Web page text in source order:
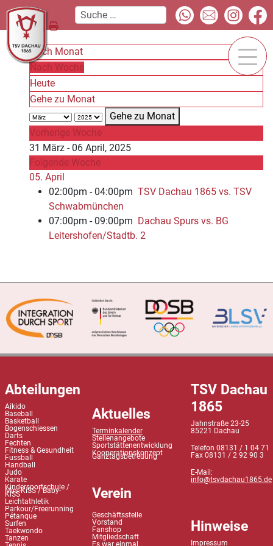
Nach Monat
Nach Woche
Heute
Gehe zu Monat
Gehe zu Monat
Vorherige Woche
31 März - 06 April, 2025
Folgende Woche
05. April
02:00pm - 04:00pm TSV Dachau 1865 vs. TSV
Schwabmünchen
07:00pm - 09:00pm Dachau Spurs vs. BG
Leitershofen/Stadtb. 2
Abteilungen
Aikido
Baseball
Basketball
Bogenschiessen
Darts
Fechten
Fitness & Gesundheit
Fussball
Handball
Judo
Karate
Kindersportschule /
Mini-KiSS / Baby-
KiSS
Leichtathletik
Parkour/Freerunning
Pétanque
Surfen
Taekwondo
Tanzen
Aktuelles
Terminkalender
Stellenangebote
Sportstättenentwicklung
Kooperationskonzept
Ganztagsbetreuung
Verein
Geschäftsstelle
Vorstand
Fanshop
Mitgliedschaft
Es war einmal...
TSV Dachau
1865
Jahnstraße 23-25
85221 Dachau
Telefon 08131 / 1 04 71
Fax 08131 / 2 92 90 3
E-Mail:
info@tsvdachau1865.de
Hinweise
Impressum